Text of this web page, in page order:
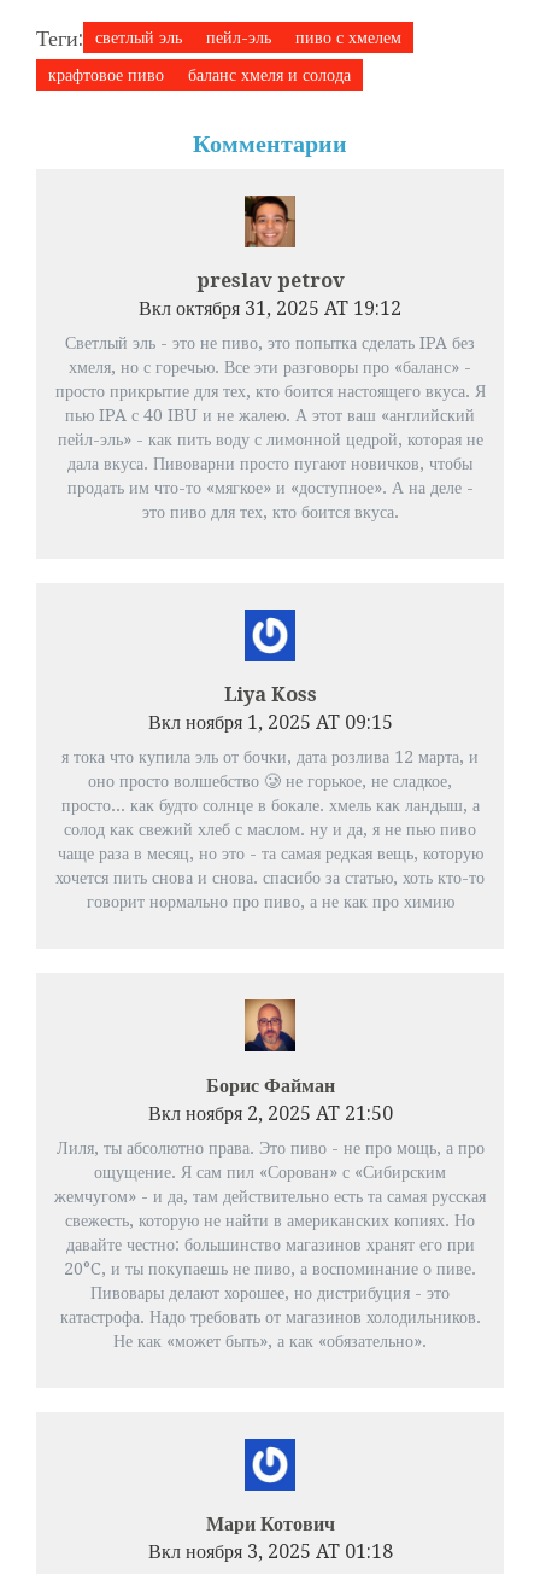
Теги: светлый эль пейл-эль
пиво с хмелем
крафтовое пиво
баланс хмеля и солода
Комментарии
preslav petrov
Вкл октября 31, 2025 AT 19:12
Светлый эль - это не пиво, это попытка сделать IPA без
хмеля, но с горечью. Все эти разговоры про «баланс» -
просто прикрытие для тех, кто боится настоящего вкуса. Я
пью IPA с 40 IBU и не жалею. А этот ваш «английский
пейл-эль» - как пить воду с лимонной цедрой, которая не
дала вкуса. Пивоварни просто пугают новичков, чтобы
продать им что-то «мягкое» и «доступное». А на деле -
это пиво для тех, кто боится вкуса.
Liya Koss
Вкл ноября 1, 2025 AT 09:15
я тока что купила эль от бочки, дата розлива 12 марта, и
оно просто волшебство 🥲 не горькое, не сладкое,
просто... как будто солнце в бокале. хмель как ландыш, а
солод как свежий хлеб с маслом. ну и да, я не пью пиво
чаще раза в месяц, но это - та самая редкая вещь, которую
хочется пить снова и снова. спасибо за статью, хоть кто-то
говорит нормально про пиво, а не как про химию
Борис Файман
Вкл ноября 2, 2025 AT 21:50
Лиля, ты абсолютно права. Это пиво - не про мощь, а про
ощущение. Я сам пил «Сорован» с «Сибирским
жемчугом» - и да, там действительно есть та самая русская
свежесть, которую не найти в американских копиях. Но
давайте честно: большинство магазинов хранят его при
20°C, и ты покупаешь не пиво, а воспоминание о пиве.
Пивовары делают хорошее, но дистрибуция - это
катастрофа. Надо требовать от магазинов холодильников.
Не как «может быть», а как «обязательно».
Мари Котович
Вкл ноября 3, 2025 AT 01:18